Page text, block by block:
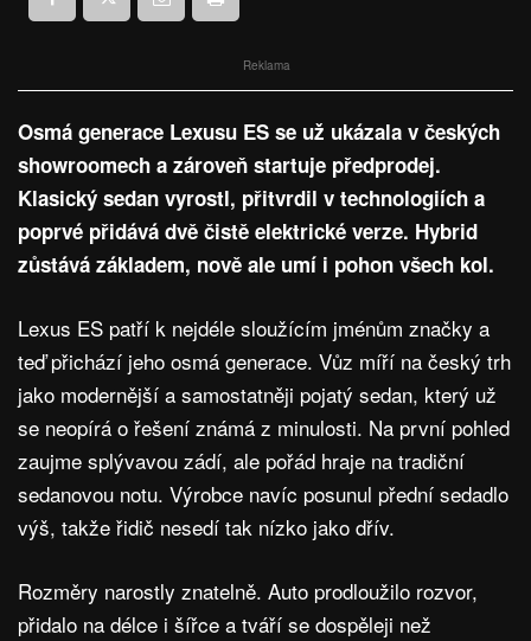
Reklama
Osmá generace Lexusu ES se už ukázala v českých
showroomech a zároveň startuje předprodej.
Klasický sedan vyrostl, přitvrdil v technologiích a
poprvé přidává dvě čistě elektrické verze. Hybrid
zůstává základem, nově ale umí i pohon všech kol.
Lexus ES patří k nejdéle sloužícím jménům značky a
teď přichází jeho osmá generace. Vůz míří na český trh
jako modernější a samostatněji pojatý sedan, který už
se neopírá o řešení známá z minulosti. Na první pohled
zaujme splývavou zádí, ale pořád hraje na tradiční
sedanovou notu. Výrobce navíc posunul přední sedadlo
výš, takže řidič nesedí tak nízko jako dřív.
Rozměry narostly znatelně. Auto prodloužilo rozvor,
přidalo na délce i šířce a tváří se dospěleji než